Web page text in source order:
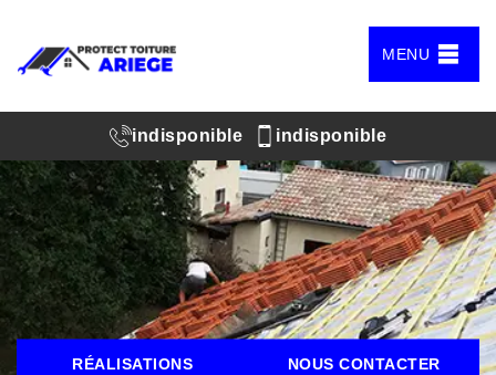
MENU
indisponible indisponible
RÉALISATIONS NOUS CONTACTER